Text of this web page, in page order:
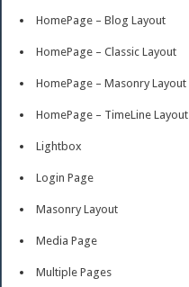
HomePage – Blog Layout
HomePage – Classic Layout
HomePage – Masonry Layout
HomePage – TimeLine Layout
Lightbox
Login Page
Masonry Layout
Media Page
Multiple Pages